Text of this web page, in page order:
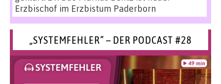
Erzbischof im Erzbistum Paderborn
„SYSTEMFEHLER“ – DER PODCAST #28